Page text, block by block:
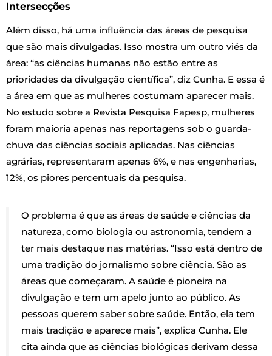
Intersecções
Além disso, há uma influência das áreas de pesquisa
que são mais divulgadas. Isso mostra um outro viés da
área: “as ciências humanas não estão entre as
prioridades da divulgação científica”, diz Cunha. E essa é
a área em que as mulheres costumam aparecer mais.
No estudo sobre a Revista Pesquisa Fapesp, mulheres
foram maioria apenas nas reportagens sob o guarda-
chuva das ciências sociais aplicadas. Nas ciências
agrárias, representaram apenas 6%, e nas engenharias,
12%, os piores percentuais da pesquisa.
O problema é que as áreas de saúde e ciências da
natureza, como biologia ou astronomia, tendem a
ter mais destaque nas matérias. “Isso está dentro de
uma tradição do jornalismo sobre ciência. São as
áreas que começaram. A saúde é pioneira na
divulgação e tem um apelo junto ao público. As
pessoas querem saber sobre saúde. Então, ela tem
mais tradição e aparece mais”, explica Cunha. Ele
cita ainda que as ciências biológicas derivam dessa